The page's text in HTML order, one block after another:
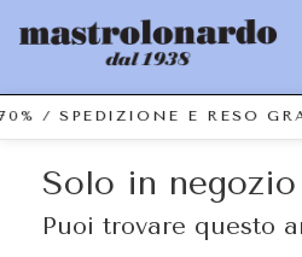
/ SPEDIZIONE E RESO
Solo in negozio
Puoi trovare questo